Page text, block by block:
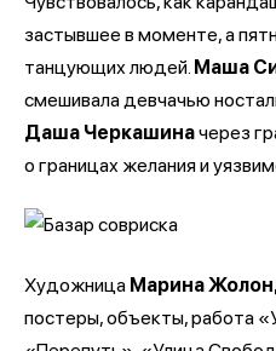
застывшее в моменте, а
танцующих людей. Маша
смешивала девчачью
Даша Черкашиначерез
о границах желания и
Художница Марина
постеры, объекты, работа